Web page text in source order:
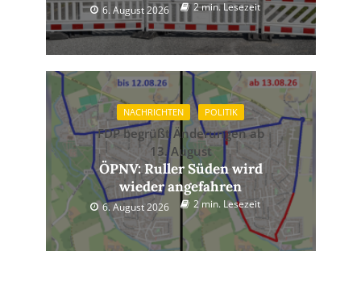
6. August 2026 2 min. Lesezeit
NACHRICHTEN POLITIK
FDP begrüßt Änderungen ab
13. August
ÖPNV: Ruller Süden wird
wieder angefahren
6. August 2026 2 min. Lesezeit